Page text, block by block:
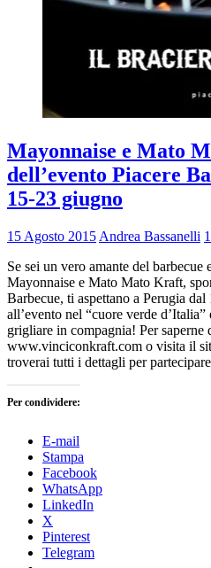
Mayonnaise e Mato
dell’evento Piacere
15-23 giugno
15 Agosto 2015 Andrea Bassanelli
Se sei un vero amante del barbecue
Mayonnaise e Mato Mato Kraft,
Barbecue, ti aspettano a Perugia
all’evento nel “cuore verde
grigliare in compagnia! Per saperne
www.vinciconkraft.com o visita il
troverai tutti i dettagli per
Per condividere:
E-mail
Stampa
Facebook
WhatsApp
LinkedIn
X
Pinterest
Telegram